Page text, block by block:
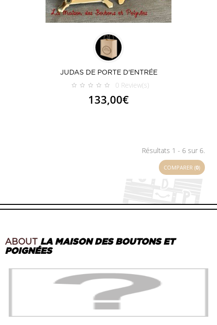
JUDAS DE PORTE D'ENTRÉE
0 Review(s)
133,00€
Résultats 1 - 6 sur 6.
COMPARER (0)
ABOUT LA MAISON DES BOUTONS ET
POIGNÉES